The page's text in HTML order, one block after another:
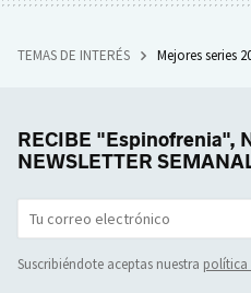
TEMAS DE INTERÉS Mejores series
RECIBE "Espinofrenia",
NEWSLETTER
Suscribiéndote aceptas nuestra política